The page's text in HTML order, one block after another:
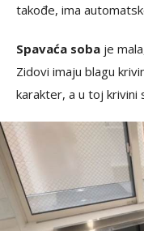
takođe, ima
Spavaća soba je
Zidovi imaju blagu
karakter, a u toj krivini